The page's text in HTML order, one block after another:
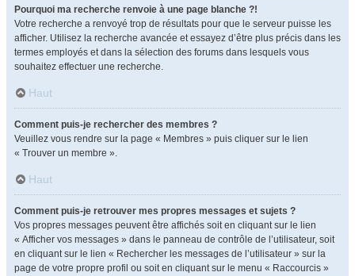
Pourquoi ma recherche renvoie à une page blanche ?!
Votre recherche a renvoyé trop de résultats pour que le serveur puisse les
afficher. Utilisez la recherche avancée et essayez d’être plus précis dans les
termes employés et dans la sélection des forums dans lesquels vous
souhaitez effectuer une recherche.
Haut
Comment puis-je rechercher des membres ?
Veuillez vous rendre sur la page « Membres » puis cliquer sur le lien
« Trouver un membre ».
Haut
Comment puis-je retrouver mes propres messages et sujets ?
Vos propres messages peuvent être affichés soit en cliquant sur le lien
« Afficher vos messages » dans le panneau de contrôle de l’utilisateur, soit
en cliquant sur le lien « Rechercher les messages de l’utilisateur » sur la
page de votre propre profil ou soit en cliquant sur le menu « Raccourcis »